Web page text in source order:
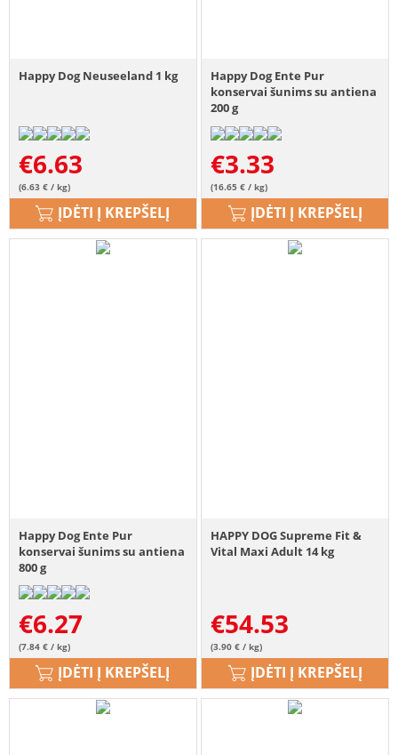
Happy Dog Neuseeland 1 kg
€6.63
(6.63 € / kg)
ĮDĖTI Į KREPŠELĮ
Happy Dog Ente Pur
konservai šunims su antiena
200 g
€3.33
(16.65 € / kg)
ĮDĖTI Į KREPŠELĮ
Happy Dog Ente Pur
konservai šunims su antiena
800 g
€6.27
(7.84 € / kg)
ĮDĖTI Į KREPŠELĮ
HAPPY DOG Supreme Fit &
Vital Maxi Adult 14 kg
€54.53
(3.90 € / kg)
ĮDĖTI Į KREPŠELĮ